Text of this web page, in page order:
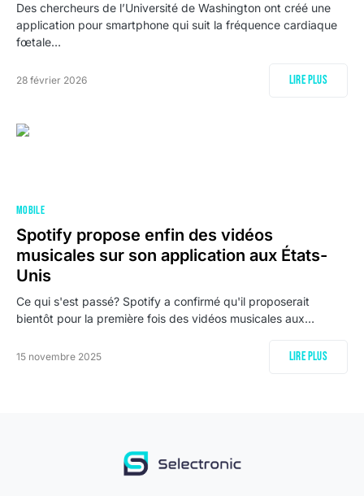
Des chercheurs de l’Université de Washington ont créé une
application pour smartphone qui suit la fréquence cardiaque
fœtale…
28 février 2026 Lire plus
MOBILE
Spotify propose enfin des vidéos
musicales sur son application aux États-
Unis
Ce qui s'est passé? Spotify a confirmé qu'il proposerait
bientôt pour la première fois des vidéos musicales aux…
15 novembre 2025 Lire plus